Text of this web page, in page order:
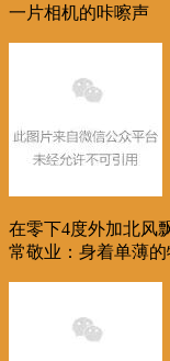
一片相机的咔嚓声
在零下4度外加北风
常敬业：身着单薄